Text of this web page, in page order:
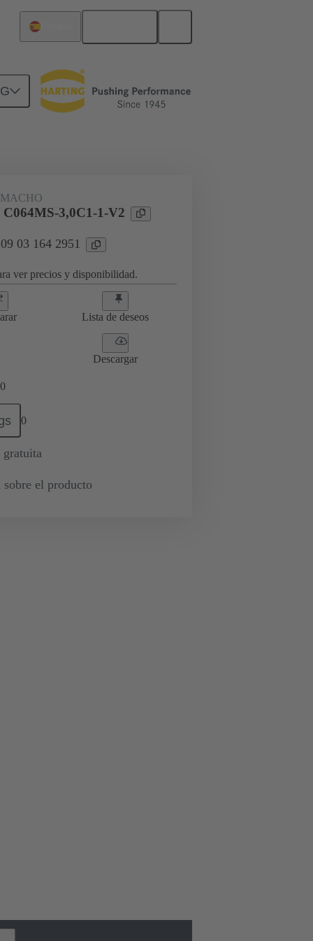
Productos
3,0C1-1-V2
03 164 2951
ver precios y disponibilidad.
Lista de deseos
Descargar
0
0
gratuita
sobre el producto